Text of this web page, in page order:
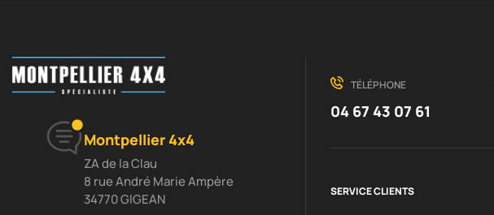
Montpellier 4x4
ZA de la Clau
8 rue André Marie Ampère
34770 GIGEAN
TÉLÉPHONE
04 67 43 07 61
SERVICE CLIENTS